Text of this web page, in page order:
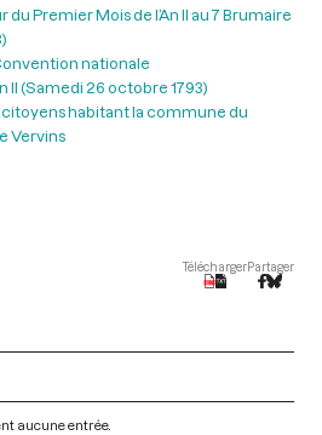
du Premier Mois de l’An II au 7 Brumaire
nationale
II (Samedi 26 octobre 1793)
habitant la commune du
Vervins
TéléchargerPartager
aucune entrée.